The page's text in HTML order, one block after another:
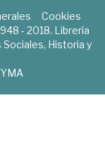
Cookies
- 2018. Librería
Historia y